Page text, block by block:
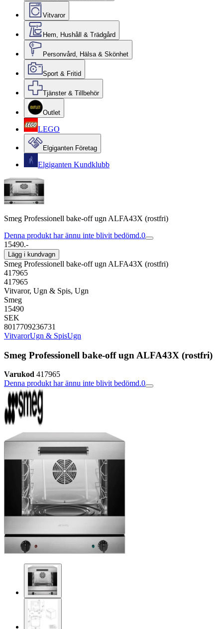
Vitvaror
Hem, Hushåll & Trädgård
Personvård, Hälsa & Skönhet
Sport & Fritid
Tjänster & Tillbehör
Outlet
LEGO
Elgiganten Företag
Elgiganten Kundklubb
Smeg Professionell bake-off ugn ALFA43X (rostfri)
Denna produkt har ännu inte blivit bedömd.0
15490.-
Lägg i kundvagn
Smeg Professionell bake-off ugn ALFA43X (rostfri)
417965
417965
Vitvaror, Ugn & Spis, Ugn
Smeg
15490
SEK
8017709236731
VitvarorUgn & SpisUgn
Smeg Professionell bake-off ugn ALFA43X (rostfri)
Varukod 417965
Denna produkt har ännu inte blivit bedömd.0